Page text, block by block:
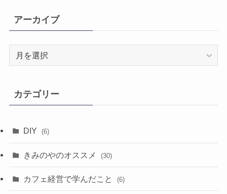
アーカイブ
ブ
カテゴリー
DIY (6)
きみのやのオススメ (30)
カフェ経営で学んだこと (6)